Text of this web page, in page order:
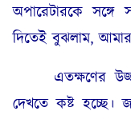
অপারেটারকে সঙ্গে
দিতেই বুঝলাম,
এতক্ষণের
দেখতে কষ্ট হচ্ছে।